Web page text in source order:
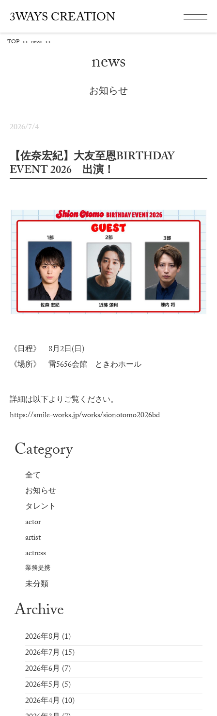
3WAYS CREATION
TOP >> news >>
news
お知らせ
2026/7/4
【佐奈宏紀】大友至恩BIRTHDAY
EVENT 2026 出演！
《日程》 8月2日(日)
《場所》 雷5656会館 ときわホール
詳細は以下よりご覧ください。
https://smile-works.jp/works/sionotomo2026bd
Category
全て
お知らせ
タレント
actor
artist
actress
業務提携
未分類
Archive
2026年8月 (1)
2026年7月 (15)
2026年6月 (7)
2026年5月 (5)
2026年4月 (10)